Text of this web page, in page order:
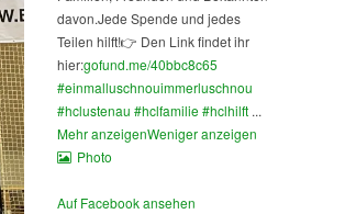
davon.Jede Spende und jedes
Teilen hilft!👉 Den Link findet ihr
hier:gofund.me/40bbc8c65
#einmalluschnouimmerluschnou
#hclustenau #hclfamilie#hclhilft ...
Mehr anzeigenWeniger anzeigen
Photo
Auf Facebook ansehen